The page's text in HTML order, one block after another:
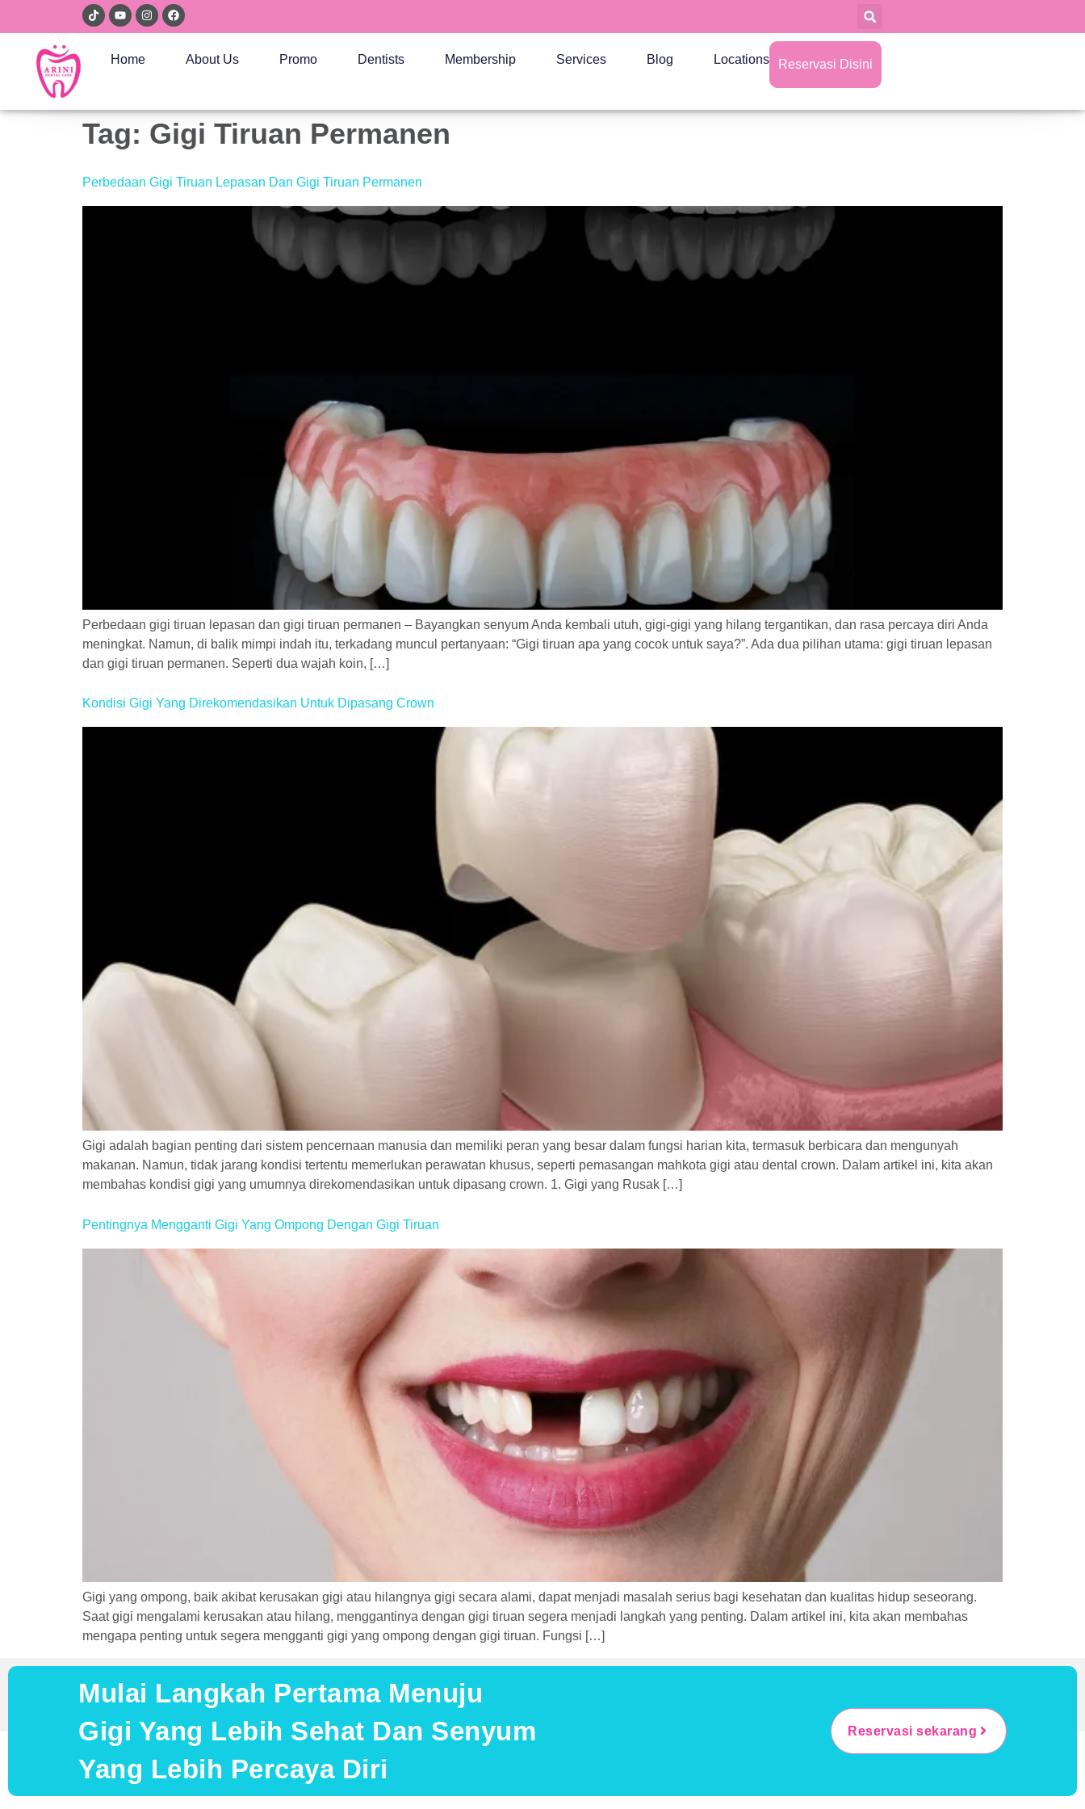
Home About Us Promo Dentists Membership Services Blog Locations Reservasi Disini
Tag: Gigi Tiruan Permanen
Perbedaan Gigi Tiruan Lepasan Dan Gigi Tiruan Permanen
Perbedaan gigi tiruan lepasan dan gigi tiruan permanen – Bayangkan senyum Anda kembali utuh, gigi-gigi yang hilang tergantikan, dan rasa percaya diri Anda
meningkat. Namun, di balik mimpi indah itu, terkadang muncul pertanyaan: “Gigi tiruan apa yang cocok untuk saya?”. Ada dua pilihan utama: gigi tiruan lepasan
dan gigi tiruan permanen. Seperti dua wajah koin, […]
Kondisi Gigi Yang Direkomendasikan Untuk Dipasang Crown
Gigi adalah bagian penting dari sistem pencernaan manusia dan memiliki peran yang besar dalam fungsi harian kita, termasuk berbicara dan mengunyah
makanan. Namun, tidak jarang kondisi tertentu memerlukan perawatan khusus, seperti pemasangan mahkota gigi atau dental crown. Dalam artikel ini, kita akan
membahas kondisi gigi yang umumnya direkomendasikan untuk dipasang crown. 1. Gigi yang Rusak […]
Pentingnya Mengganti Gigi Yang Ompong Dengan Gigi Tiruan
Gigi yang ompong, baik akibat kerusakan gigi atau hilangnya gigi secara alami, dapat menjadi masalah serius bagi kesehatan dan kualitas hidup seseorang.
Saat gigi mengalami kerusakan atau hilang, menggantinya dengan gigi tiruan segera menjadi langkah yang penting. Dalam artikel ini, kita akan membahas
mengapa penting untuk segera mengganti gigi yang ompong dengan gigi tiruan. Fungsi […]
Mulai Langkah Pertama Menuju
Gigi Yang Lebih Sehat Dan Senyum
Yang Lebih Percaya Diri
Reservasi sekarang